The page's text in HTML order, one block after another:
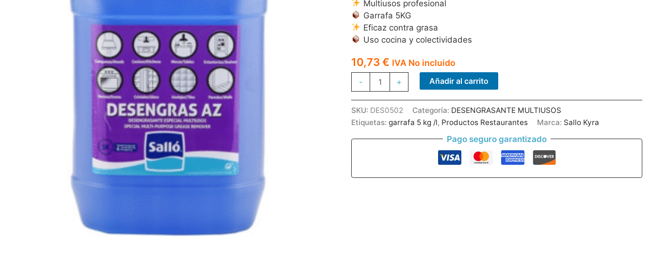
Multiusos profesional
Garrafa 5KG
Eficaz contra grasa
Uso cocina y colectividades
10,73€ IVA No incluido
-
cantidad
+ Añadir al carrito
SKU: DES0502 Categoría: DESENGRASANTE MULTIUSOS
Etiquetas:garrafa 5 kg /l, Productos Restaurantes Marca: Sallo Kyra
Pago seguro garantizado